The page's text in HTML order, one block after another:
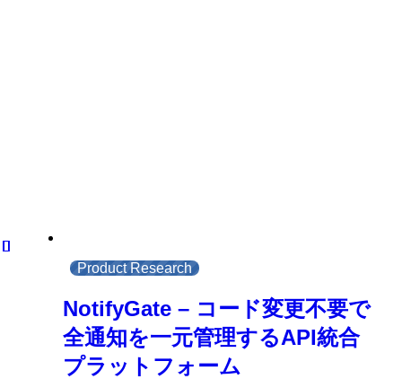
Product Research
NotifyGate – コード変更不要で
全通知を一元管理するAPI統合
プラットフォーム